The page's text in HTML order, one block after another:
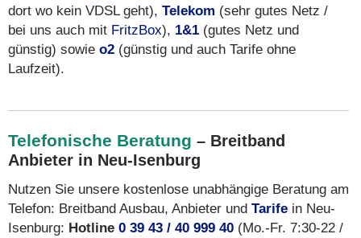
dort wo kein VDSL geht), Telekom (sehr gutes Netz /
bei uns auch mit FritzBox), 1&1 (gutes Netz und
günstig) sowie o2 (günstig und auch Tarife ohne
Laufzeit).
Telefonische Beratung – Breitband
Anbieter in Neu-Isenburg
Nutzen Sie unsere kostenlose unabhängige Beratung am
Telefon: Breitband Ausbau, Anbieter und Tarife in Neu-
Isenburg: Hotline 0 39 43 / 40 999 40 (Mo.-Fr. 7:30-22 /